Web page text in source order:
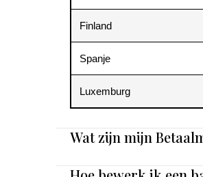
Finland
Spanje
Luxemburg
Wat zijn mijn